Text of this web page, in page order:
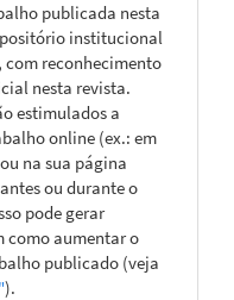
publicada nesta
institucional
reconhecimento
nesta revista.
estimulados a
online (ex.: em
na sua página
ou durante o
pode gerar
como aumentar o
publicado (veja
).